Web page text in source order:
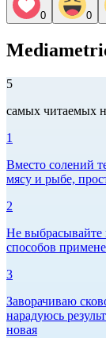
0 0
5
самых читаемых
1
Вместо солений
мясу и рыбе,
2
Не выбрасывайте
способов
3
Заворачиваю
нарадуюсь
новая